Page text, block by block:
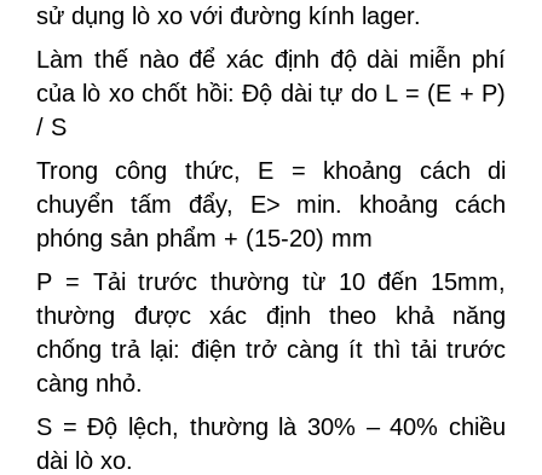
sử dụng lò xo với đường kính lager.
Làm thế nào để xác định độ dài miễn phí
của lò xo chốt hồi: Độ dài tự do L = (E + P)
/ S
Trong công thức, E = khoảng cách di
chuyển tấm đẩy, E> min. khoảng cách
phóng sản phẩm + (15-20) mm
P = Tải trước thường từ 10 đến 15mm,
thường được xác định theo khả năng
chống trả lại: điện trở càng ít thì tải trước
càng nhỏ.
S = Độ lệch, thường là 30% – 40% chiều
dài lò xo.